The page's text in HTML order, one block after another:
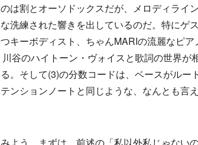
は割とオーソドックスだが、メロディライ
洗練された響きを出しているのだ。特にゲ
キーボディスト、ちゃんMARIの流麗なピ
谷のハイトーン・ヴォイスと歌詞の世界が
。そして(3)の分数コードは、ベースがルー
ンションノートと同じような、なんとも言